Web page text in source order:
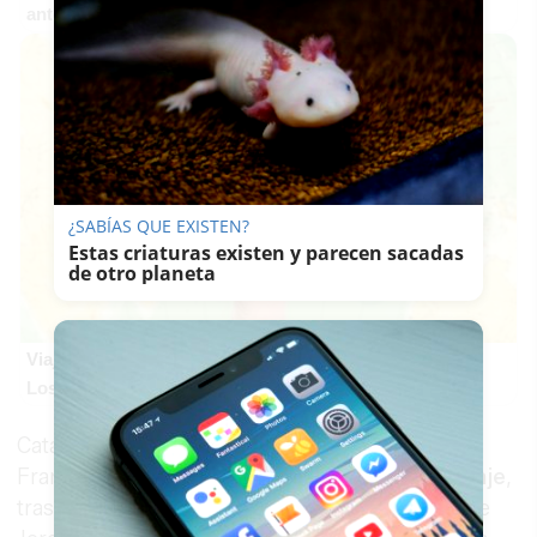
antes, pero mejor!
Los pasaportes que más puertas abren ¿está el tuyo?
Catalá, que se reunió la semana pasada con
Francisco Holgado, conocido comoPadre Coraje
tras recorrer a pie más de 600 kilómetros desde
¿SABÍAS QUE EXISTEN?
Estas criaturas existen y parecen sacadas
de otro planeta